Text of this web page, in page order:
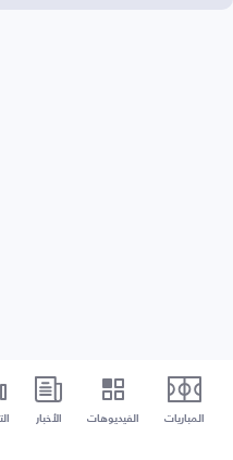
المباريات الفيديوهات الأخبار